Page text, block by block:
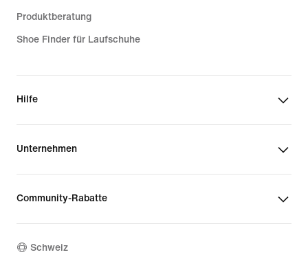
Produktberatung
Shoe Finder für Laufschuhe
Hilfe
Unternehmen
Community-Rabatte
Schweiz